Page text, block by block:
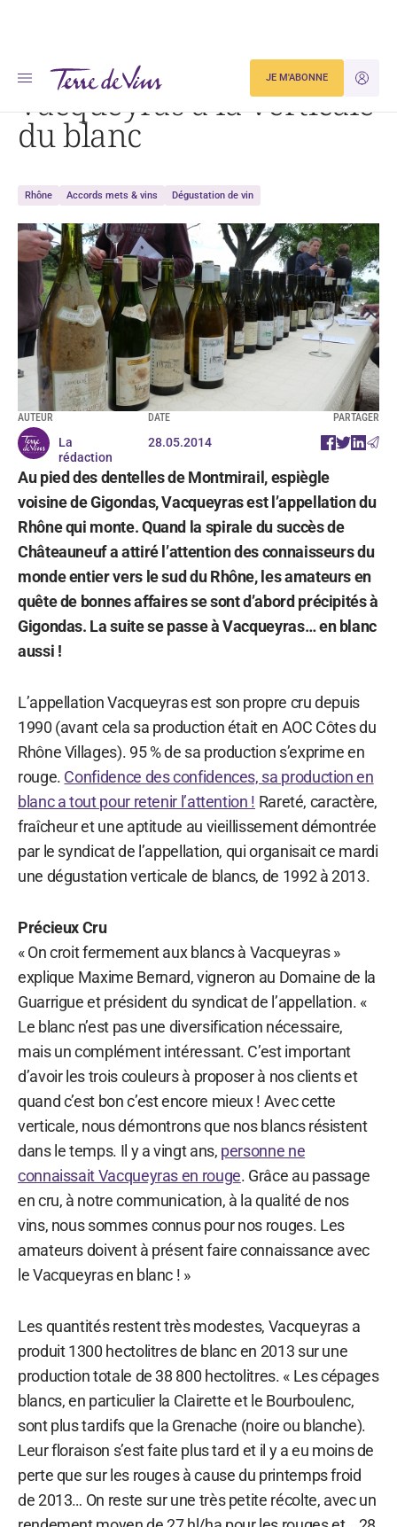
JE
JE M'ABONNE
Accueil Dégustation Vacqueyras à la verticale du blanc
Vacqueyras à la verticale
du blanc
Rhône Accords mets & vins Dégustation de vin
AUTEUR
La
rédaction
DATE
28.05.2014
PARTAGER
Au pied des dentelles de Montmirail, espiègle
voisine de Gigondas, Vacqueyras est l’appellation du
Rhône qui monte. Quand la spirale du succès de
Châteauneuf a attiré l’attention des connaisseurs du
monde entier vers le sud du Rhône, les amateurs en
quête de bonnes affaires se sont d’abord précipités à
Gigondas. La suite se passe à Vacqueyras… en blanc
aussi !
L’appellation Vacqueyras est son propre cru depuis
1990 (avant cela sa production était en AOC Côtes du
Rhône Villages). 95 % de sa production s’exprime en
rouge. Confidence des confidences, sa production en
blanc a tout pour retenir l’attention ! Rareté, caractère,
fraîcheur et une aptitude au vieillissement démontrée
par le syndicat de l’appellation, qui organisait ce mardi
une dégustation verticale de blancs, de 1992 à 2013.
Précieux Cru
« On croit fermement aux blancs à Vacqueyras »
explique Maxime Bernard, vigneron au Domaine de la
Guarrigue et président du syndicat de l’appellation. «
Le blanc n’est pas une diversification nécessaire,
mais un complément intéressant. C’est important
d’avoir les trois couleurs à proposer à nos clients et
quand c’est bon c’est encore mieux ! Avec cette
verticale, nous démontrons que nos blancs résistent
dans le temps. Il y a vingt ans, personne ne
connaissait Vacqueyras en rouge. Grâce au passage
en cru, à notre communication, à la qualité de nos
vins, nous sommes connus pour nos rouges. Les
amateurs doivent à présent faire connaissance avec
le Vacqueyras en blanc ! »
Les quantités restent très modestes, Vacqueyras a
produit 1300 hectolitres de blanc en 2013 sur une
production totale de 38 800 hectolitres. « Les cépages
blancs, en particulier la Clairette et le Bourboulenc,
sont plus tardifs que la Grenache (noire ou blanche).
Leur floraison s’est faite plus tard et il y a eu moins de
perte que sur les rouges à cause du printemps froid
de 2013… On reste sur une très petite récolte, avec un